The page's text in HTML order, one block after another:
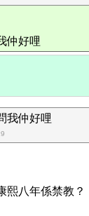
仲好哩
我仲好哩
八年係禁教？